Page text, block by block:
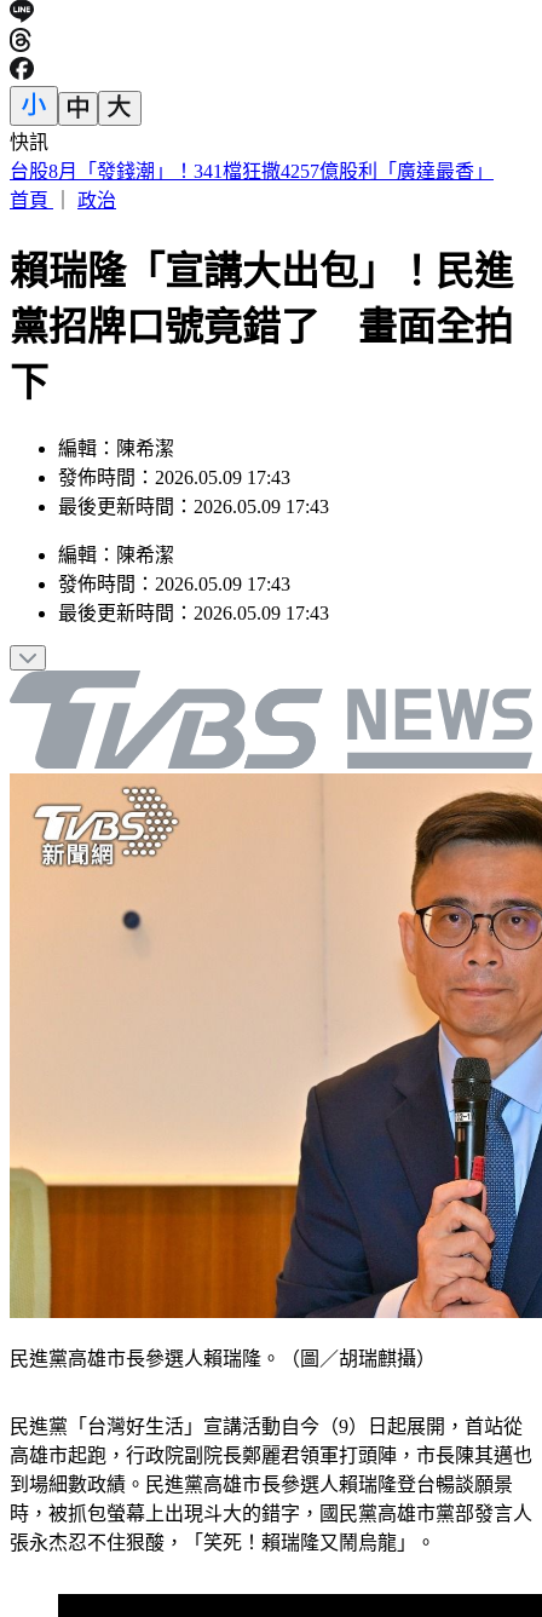
快訊
白海豚颱風上演「海豚跳」 專家：雙眼牆結構引擺動、這兩
天雨最大
賴瑞隆「宣講大出包」！民進
黨招牌口號竟錯了 畫面全拍
下
編輯：陳希潔
發佈時間：2026.05.09 17:43
編輯：陳希潔
發佈時間：2026.05.09 17:43
民進黨「台灣好生活」宣講活動自今（9）日起展開，首站從
高雄市起跑，行政院副院長鄭麗君領軍打頭陣，市長陳其邁也
到場細數政績。民進黨高雄市長參選人賴瑞隆登台暢談願景
時，被抓包螢幕上出現斗大的錯字，國民黨高雄市黨部發言人